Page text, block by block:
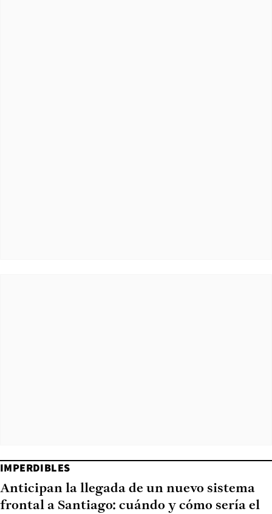
IMPERDIBLES
Anticipan la llegada de un nuevo sistema
frontal a Santiago: cuándo y cómo sería el